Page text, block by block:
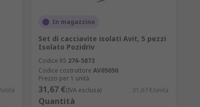
In magazzino
Set di cacciavite isolati Avit, 5 pezzi
Isolato Pozidriv
Codice RS 276-5873
Codice costruttore AV05050
Prezzo per 1 unità
31,67 €(IVA esclusa) 31,67 €/unità
Quantità